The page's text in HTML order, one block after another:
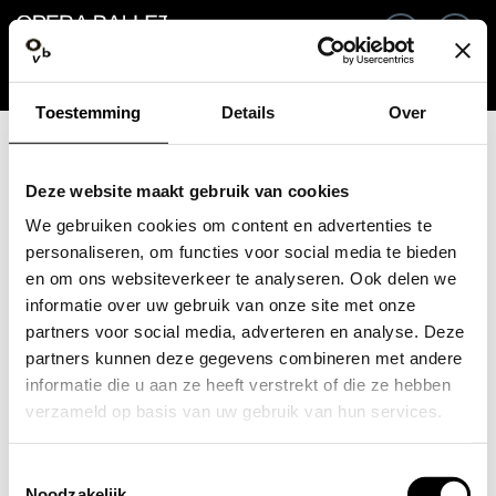
Toestemming Details Over
Deze website maakt gebruik van cookies
We gebruiken cookies om content en advertenties te
personaliseren, om functies voor social media te bieden
en om ons websiteverkeer te analyseren. Ook delen we
informatie over uw gebruik van onze site met onze
partners voor social media, adverteren en analyse. Deze
partners kunnen deze gegevens combineren met andere
informatie die u aan ze heeft verstrekt of die ze hebben
verzameld op basis van uw gebruik van hun services.
Wachtwoord Wachtwoord vergeten?
Account maken